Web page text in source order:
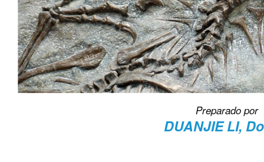
Preparado por
DUANJIE LI,